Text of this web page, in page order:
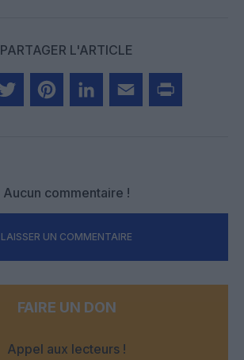
PARTAGER L'ARTICLE
Aucun commentaire !
LAISSER UN COMMENTAIRE
FAIRE UN DON
Appel aux lecteurs !